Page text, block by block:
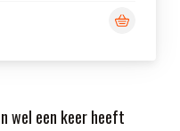
wel een keer heeft